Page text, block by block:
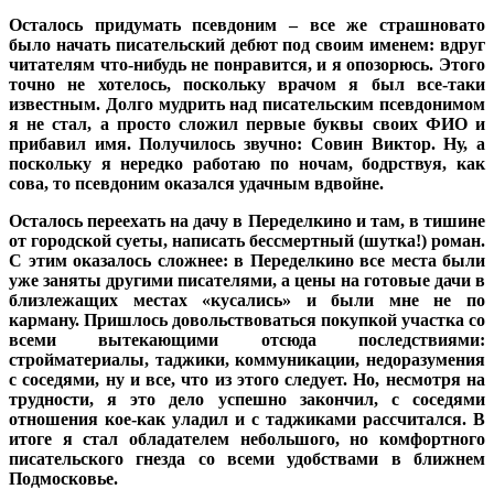
Осталось придумать псевдоним – все же страшновато
было начать писательский дебют под своим именем: вдруг
читателям что-нибудь не понравится, и я опозорюсь. Этого
точно не хотелось, поскольку врачом я был все-таки
известным. Долго мудрить над писательским псевдонимом
я не стал, а просто сложил первые буквы своих ФИО и
прибавил имя. Получилось звучно: Совин Виктор. Ну, а
поскольку я нередко работаю по ночам, бодрствуя, как
сова, то псевдоним оказался удачным вдвойне.
Осталось переехать на дачу в Переделкино и там, в тишине
от городской суеты, написать бессмертный (шутка!) роман.
С этим оказалось сложнее: в Переделкино все места были
уже заняты другими писателями, а цены на готовые дачи в
близлежащих местах «кусались» и были мне не по
карману. Пришлось довольствоваться покупкой участка со
всеми вытекающими отсюда последствиями:
стройматериалы, таджики, коммуникации, недоразумения
с соседями, ну и все, что из этого следует. Но, несмотря на
трудности, я это дело успешно закончил, с соседями
отношения кое-как уладил и с таджиками рассчитался. В
итоге я стал обладателем небольшого, но комфортного
писательского гнезда со всеми удобствами в ближнем
Подмосковье.